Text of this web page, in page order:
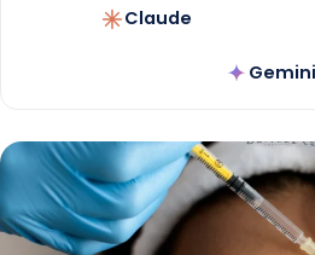
Claude
Gemini